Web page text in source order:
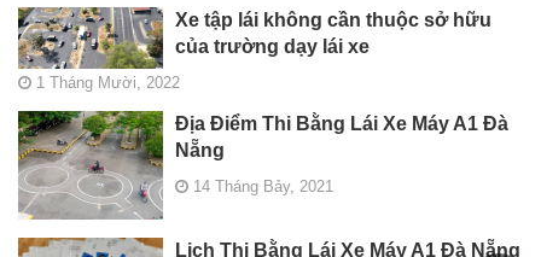
Xe tập lái không cần thuộc sở hữu
của trường dạy lái xe
1 Tháng Mười, 2022
Địa Điểm Thi Bằng Lái Xe Máy A1 Đà
Nẵng
14 Tháng Bảy, 2021
Lịch Thi Bằng Lái Xe Máy A1 Đà Nẵng